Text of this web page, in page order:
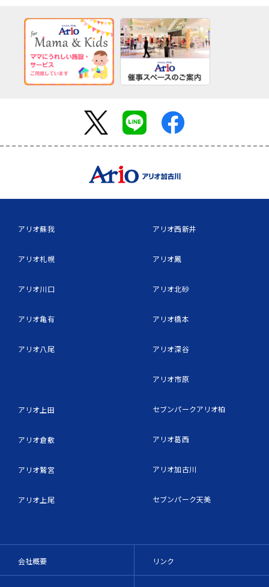
アリオ蘇我
アリオ札幌
アリオ川口
アリオ亀有
アリオ八尾
アリオ上田
アリオ倉敷
アリオ鷲宮
アリオ上尾
アリオ西新井
アリオ鳳
アリオ北砂
アリオ橋本
アリオ深谷
アリオ市原
セブンパークアリオ柏
アリオ葛西
アリオ加古川
セブンパーク天美
会社概要 リンク